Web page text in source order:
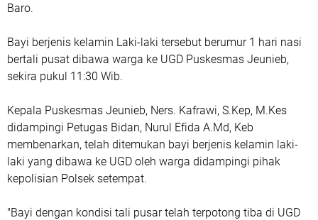
Baro.
Bayi berjenis kelamin Laki-laki tersebut berumur 1 hari nasi
bertali pusat dibawa warga ke UGD Puskesmas Jeunieb,
sekira pukul 11:30 Wib.
Kepala Puskesmas Jeunieb, Ners. Kafrawi, S.Kep, M.Kes
didampingi Petugas Bidan, Nurul Efida A.Md, Keb
membenarkan, telah ditemukan bayi berjenis kelamin laki-
laki yang dibawa ke UGD oleh warga didampingi pihak
kepolisian Polsek setempat.
"Bayi dengan kondisi tali pusar telah terpotong tiba di UGD